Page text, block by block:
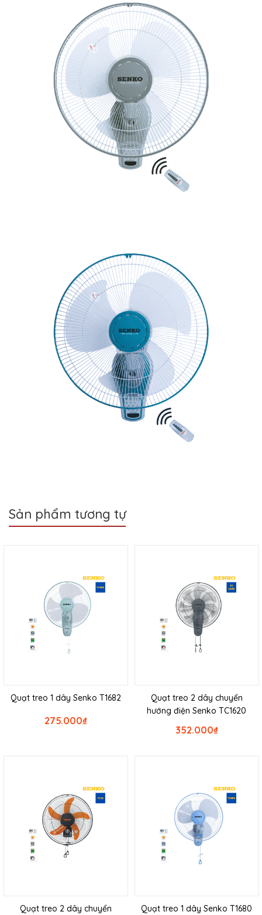
Sản phẩm tương tự
Quạt treo 1 dây Senko T1682
₫
275.000
Quạt treo 2 dây chuyển
hướng điện Senko TC1620
₫
352.000
Quạt treo 2 dây chuyển
Quạt treo 1 dây Senko T1680